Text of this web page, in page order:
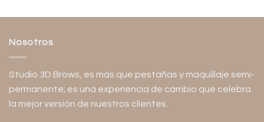
Nosotros
Studio 3D Brows, es más que pestañas y maquillaje semi-
permanente; es una experiencia de cambio que celebra
la mejor versión de nuestros clientes.